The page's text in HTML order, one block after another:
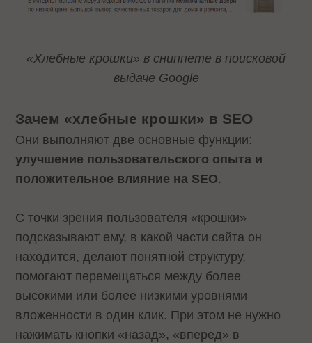
«Хлебные крошки» в сниппете в поисковой
выдаче Google
Зачем «хлебные крошки» в SEO
Они выполняют две основные функции:
улучшение пользовательского опыта и
положительное влияние на SEO.
С точки зрения пользователя «крошки»
подсказывают ему, в какой части сайта он
находится, делают понятной структуру,
помогают перемещаться между более
высокими или более низкими уровнями
вложенности в один клик. При этом не нужно
нажимать кнопки «назад», «вперед» в